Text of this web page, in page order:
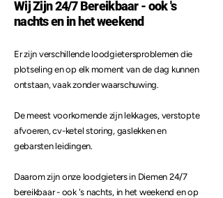
Wij Zijn 24/7 Bereikbaar - ook 's
nachts en in het weekend
Er zijn verschillende loodgietersproblemen die
plotseling en op elk moment van de dag kunnen
ontstaan, vaak zonder waarschuwing.
De meest voorkomende zijn lekkages, verstopte
afvoeren, cv-ketel storing, gaslekken en
gebarsten leidingen.
Daarom zijn onze loodgieters in Diemen 24/7
bereikbaar - ook 's nachts, in het weekend en op